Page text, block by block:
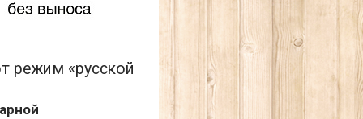
режим «русской